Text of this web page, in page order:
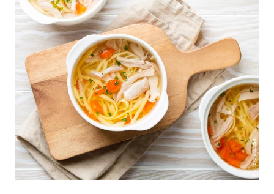
shutterstock.com